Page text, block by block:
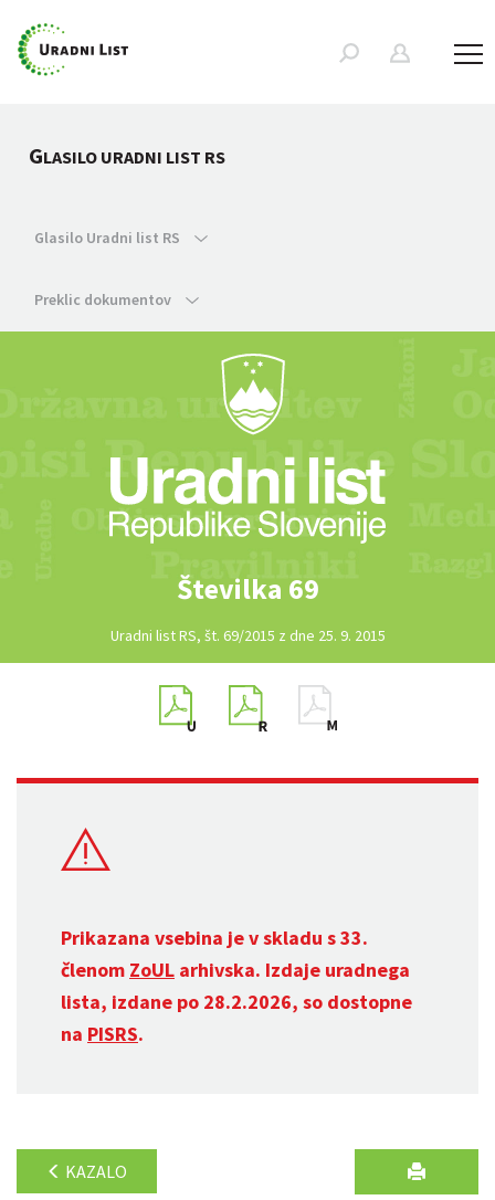
GLASILO URADNI LIST RS
Glasilo Uradni list RS
Preklic dokumentov
Številka 69
Uradni list RS, št. 69/2015 z dne 25. 9. 2015
Prikazana vsebina je v skladu s 33.
členom ZoUL arhivska. Izdaje uradnega
lista, izdane po 28.2.2026, so dostopne
na PISRS.
KAZALO